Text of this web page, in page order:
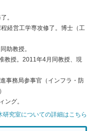
。
経営工学専攻修了。博士（工
助教授。
教授。2011年4月同教授、現
事務局参事官（インフラ・防
ング。
究室についての詳細はこちら